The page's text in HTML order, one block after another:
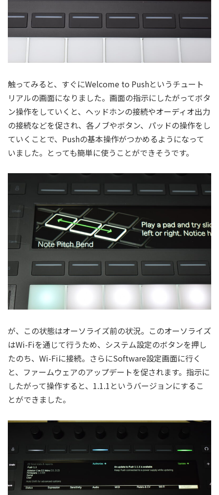
触ってみると、すぐにWelcome to Pushというチュート
リアルの画面になりました。画面の指示にしたがってボタ
ン操作をしていくと、ヘッドホンの接続やオーディオ出力
の接続などを促され、各ノブやボタン、パッドの操作をし
ていくことで、Pushの基本操作がつかめるようになって
いました。とっても簡単に使うことができそうです。
が、この状態はオーソライズ前の状況。このオーソライズ
はWi-Fiを通じて行うため、システム設定のボタンを押し
たのち、Wi-Fiに接続。さらにSoftware設定画面に行く
と、ファームウェアのアップデートを促されます。指示に
したがって操作すると、1.1.1というバージョンにするこ
とができました。